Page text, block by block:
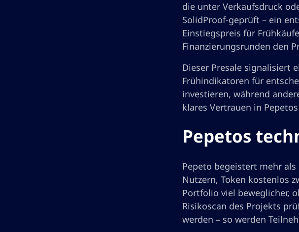
die unter Verkaufsdruck
SolidProof-geprüft – ein
Einstiegspreis für
Finanzierungsrunden den
Dieser Presale signalisiert
Frühindikatoren für
investieren, während
klares Vertrauen in
Pepetos
Pepeto begeistert mehr
Nutzern, Token kostenlos
Portfolio viel beweglicher,
Risikoscan des Projekts
werden – so werden